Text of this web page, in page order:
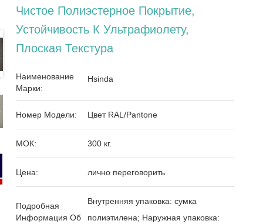
Чистое Полиэстерное Покрытие,
Устойчивость К Ультрафиолету,
Плоская Текстура
Наименование
Марки:
Hsinda
Номер Модели: Цвет RAL/Pantone
МОК: 300 кг.
Цена: лично переговорить
Подробная
Информация Об
Внутренняя упаковка: сумка
полиэтилена; Наружная упаковка: